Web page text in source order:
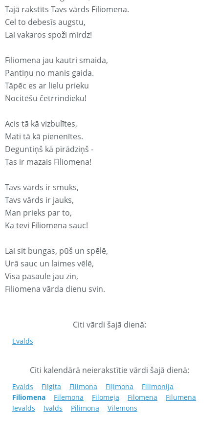
Tajā rakstīts Tavs vārds Filiomena.
Cel to debesīs augstu,
Lai vakaros spoži mirdz!
Filiomena jau kautri smaida,
Pantiņu no manis gaida.
Tāpēc es ar lielu prieku
Nocitēšu četrrindieku!
Acis tā kā vizbulītes,
Mati tā kā pienenītes.
Deguntiņš kā pīrādziņš -
Tas ir mazais Filiomena!
Tavs vārds ir smuks,
Tavs vārds ir jauks,
Man prieks par to,
Ka tevi Filiomena sauc!
Lai sit bungas, pūš un spēlē,
Urā sauc un laimes vēlē,
Visa pasaule jau zin,
Filiomena vārda dienu svin.
Citi vārdi šajā dienā:
Ēvalds
Citi kalendārā neierakstītie vārdi šajā dienā:
Evalds Filgita Filimona Fiļimona
Filimonija
Filiomena
Filemona Filomeja Filomena
Filumena
Ievalds
Ivalds Pilimona Vilemons